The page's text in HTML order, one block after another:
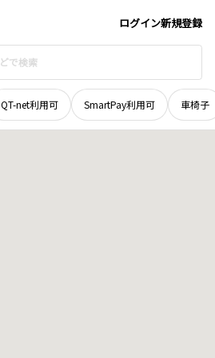
ログイン新規登録
QT-net利用可 SmartPay利用可 車椅子